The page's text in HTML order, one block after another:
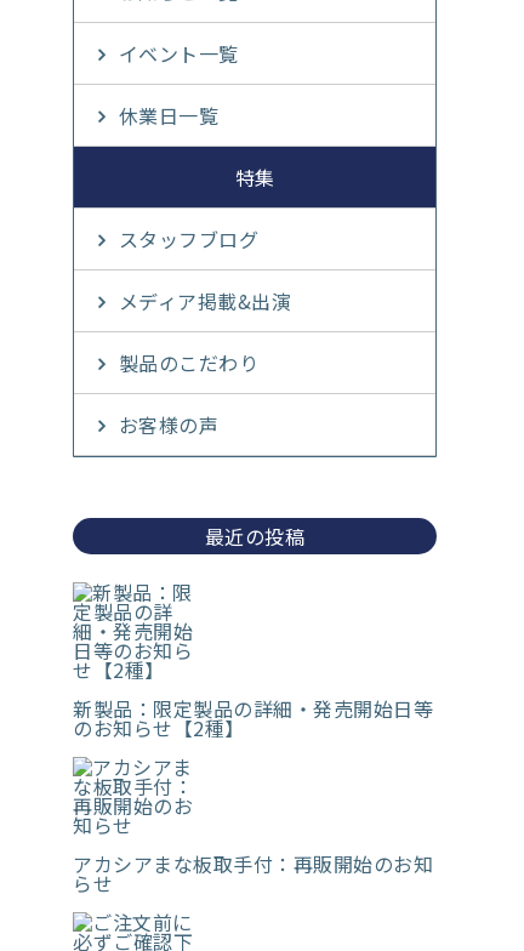
イベント一覧
休業日一覧
特集
スタッフブログ
メディア掲載&出演
製品のこだわり
お客様の声
最近の投稿
新製品：限定製品の詳細・発売開始日等
のお知らせ【2種】
アカシアまな板取手付：再販開始のお知
らせ